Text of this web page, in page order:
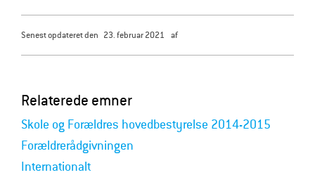
senest opdateret den 23. februar 2021 af
Relaterede emner
Skole og Forældres hovedbestyrelse 2014-2015
Forældrerådgivningen
Internationalt